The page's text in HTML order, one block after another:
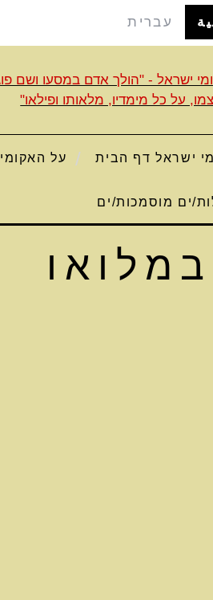
עברית
ישראל דף הבית על האקומי
ים מוסמכות/ים